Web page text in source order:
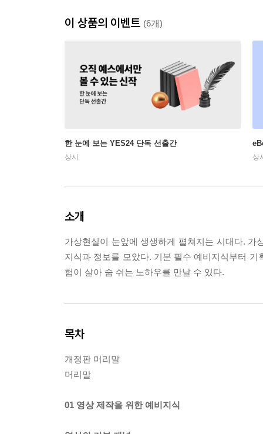
이 상품의 이벤트 (6개)
한 눈에 보는 YES24 단독 선출간
상시 상
소개
가상현실이 눈앞에 생생하게 펼쳐지는 시대다.
지식과 정보를 모았다. 기본 필수 예비지식부터
험이 살아 숨 쉬는 노하우를 만날 수 있다.
목차
개정판 머리말
머리말
01 영상 제작을 위한 예비지식